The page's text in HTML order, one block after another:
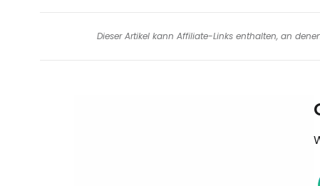
Dieser Artikel kann Affiliate-Links enthalten, an